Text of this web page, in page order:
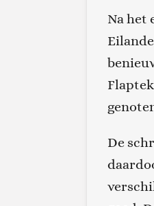
Na het
De